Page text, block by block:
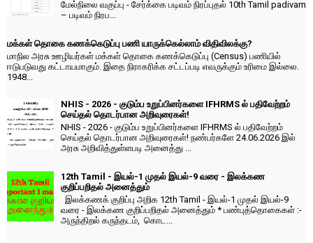
மேல்நிலை வகுப்பு - சேர்க்கை படிவம் நிரப்புதல் 10th Tamil padivam
– படிவம் நிரப...
மக்கள் தொகை கணக்கெடுப்பு பணி யாருக்கெல்லாம் விதிவிலக்கு?
மாநில அரசு ஊழியர்கள் மக்கள் தொகை கணக்கெடுப்பு (Census) பணியில்
ஈடுபடுவது கட்டாயமாகும். இதை நிராகரிக்க சட்டப்படி எவருக்கும் உரிமை இல்லை.
1948...
NHIS - 2026 - குடும்ப உறுப்பினர்களை IFHRMS ல் பதிவேற்றம்
செய்தல் தொடர்பான அறிவுரைகள்!
NHIS - 2026 - குடும்ப உறுப்பினர்களை IFHRMS ல் பதிவேற்றம்
செய்தல் தொடர்பான அறிவுரைகள்! நண்பர்களே 24.06.2026 இல்
அரசு அறிவித்துள்ளபடி அனைத்து ...
12th Tamil - இயல்-1 முதல் இயல்-9 வரை - இலக்கண
குறிப்பறிதல் அனைத்தும்
இலக்கணக் குறிப்பு அறிக 12th Tamil - இயல்-1 முதல் இயல்-9
வரை - இலக்கண குறிப்பறிதல் அனைத்தும் * பண்புத்தொகைகள் :-
அருந்திறல் கருந்தடம், கொட...